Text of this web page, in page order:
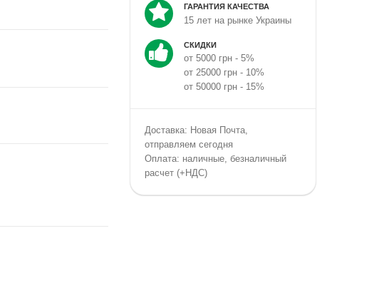
ГАРАНТИЯ КАЧЕСТВА
15 лет на рынке Украины
СКИДКИ
от 5000 грн - 5%
от 25000 грн - 10%
от 50000 грн - 15%
Доставка: Новая Почта,
отправляем сегодня
Оплата: наличные, безналичный
расчет (+НДС)